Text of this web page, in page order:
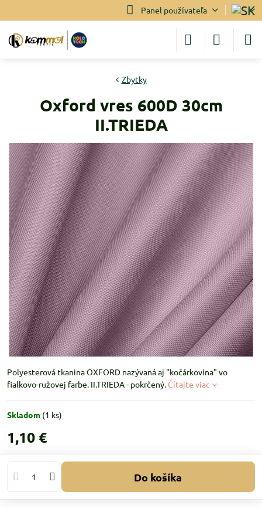
Panel používateľa
Zbytky
Oxford vres 600D 30cm
II.TRIEDA
Polyesterová tkanina OXFORD nazývaná aj "kočárkovina" vo
fialkovo-ružovej farbe. II.TRIEDA - pokrčený. Čítajte viac
Skladom (1 ks)
1,10 €
Do košíka